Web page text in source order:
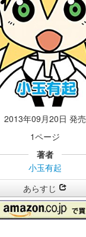
2013年09月20日 発売
1ページ
著者
小玉有起
あらすじ